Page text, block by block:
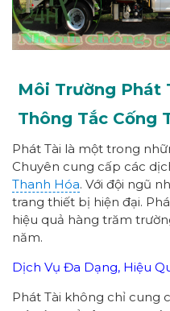
Môi Trường Phát
Thông Tắc Cống
Phát Tài là một trong
Chuyên cung cấp các
Thanh Hóa. Với đội ngũ
trang thiết bị hiện đại.
hiệu quả hàng trăm
năm.
Dịch Vụ Đa Dạng, Hiệu
Phát Tài không chỉ cung